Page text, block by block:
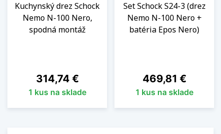
Kuchynský drez Schock
Nemo N-100 Nero,
spodná montáž
Cena
314,74 €
1 kus na sklade
Set Schock S24-3 (drez
Nemo N-100 Nero +
batéria Epos Nero)
Cena
469,81 €
1 kus na sklade